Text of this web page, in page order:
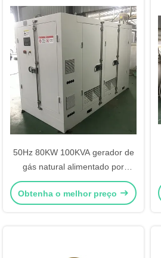
50Hz 80KW 100KVA gerador de
gás natural alimentado por
Cummins motor de gás
convertido
Obtenha o melhor preço